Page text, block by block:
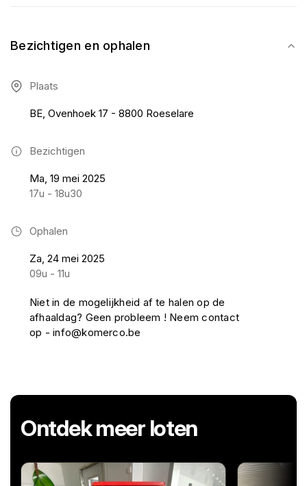
Bezichtigen en ophalen
Plaats
BE, Ovenhoek 17 - 8800 Roeselare
Bezichtigen
Ma, 19 mei 2025
17u - 18u30
Ophalen
Za, 24 mei 2025
09u - 11u
Niet in de mogelijkheid af te halen op de
afhaaldag? Geen probleem ! Neem contact
op - info@komerco.be
Ontdek meer loten